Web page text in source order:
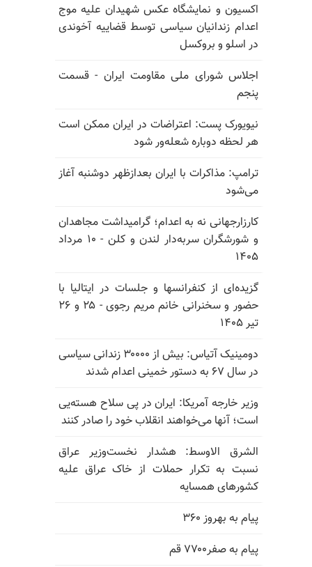
اکسیون و نمایشگاه عکس شهیدان علیه موج
اعدام زندانیان سیاسی توسط قضاییه آخوندی
در اسلو و بروکسل
اجلاس شورای ملی مقاومت ایران - قسمت
پنجم
نیویورک پست: اعتراضات در ایران ممکن است
هر لحظه دوباره شعله‌ور شود
ترامپ: مذاکرات با ایران بعدازظهر دوشنبه آغاز
می‌شود
کارزارجهانی نه به اعدام؛ گرامیداشت مجاهدان
و شورشگران سربه‌دار لندن و کلن - ۱۰ مرداد
۱۴۰۵
گزیده‌ای از کنفرانسها و جلسات در ایتالیا با
حضور و سخنرانی خانم مریم رجوی - ۲۵ و ۲۶
تیر ۱۴۰۵
دومینیک آتیاس: بیش از ۳۰۰۰۰ زندانی سیاسی
در سال ۶۷ به دستور خمینی اعدام شدند
وزیر خارجه آمریکا: ایران در پی سلاح هسته‌یی
است؛ آنها می‌خواهند انقلاب خود را صادر کنند
الشرق الاوسط: هشدار نخست‌وزیر عراق
نسبت به تکرار حملات از خاک عراق علیه
کشورهای همسایه
پیام به بهروز ۳۶۰
پیام به صفر۷۷۰۰ قم